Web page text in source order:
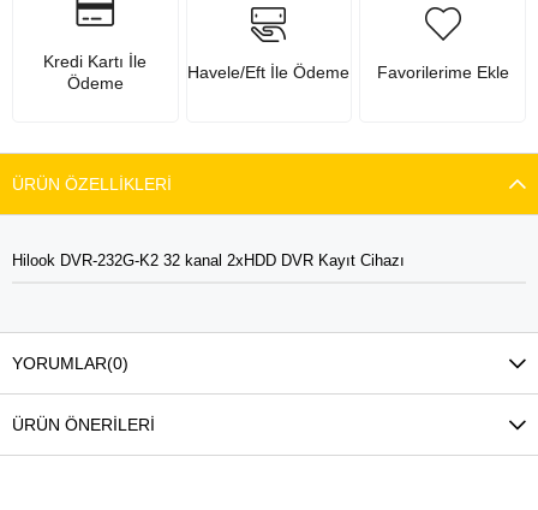
Kredi Kartı İle
Ödeme
Havele/Eft İle Ödeme Favorilerime Ekle
ÜRÜN ÖZELLIKLERI
Hilook DVR-232G-K2 32 kanal 2xHDD DVR Kayıt Cihazı
YORUMLAR(0)
ÜRÜN ÖNERILERI